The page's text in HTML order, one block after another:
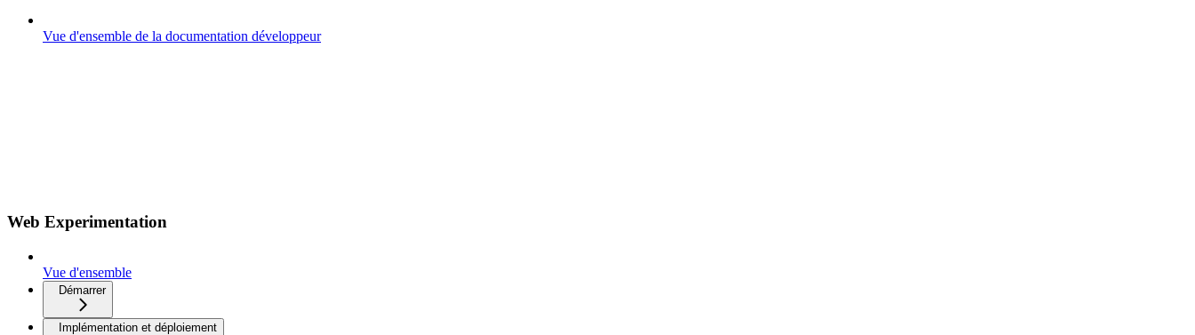
Vue d'ensemble de la documentation développeur
Web Experimentation
Vue d'ensemble
Démarrer
Implémentation et déploiement